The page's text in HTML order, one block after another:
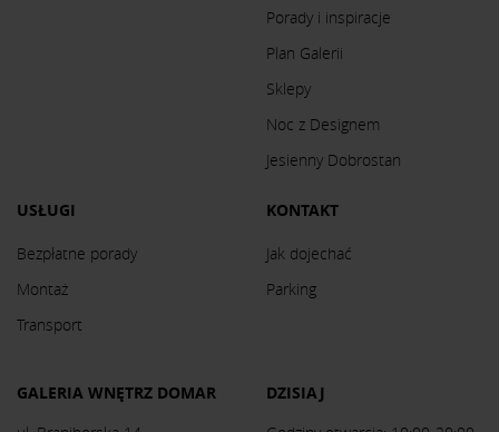
Porady i inspiracje
Plan Galerii
Sklepy
Noc z Designem
Jesienny Dobrostan
USŁUGI
Bezpłatne porady
Montaż
Transport
KONTAKT
Jak dojechać
Parking
GALERIA WNĘTRZ DOMAR
DZISIAJ